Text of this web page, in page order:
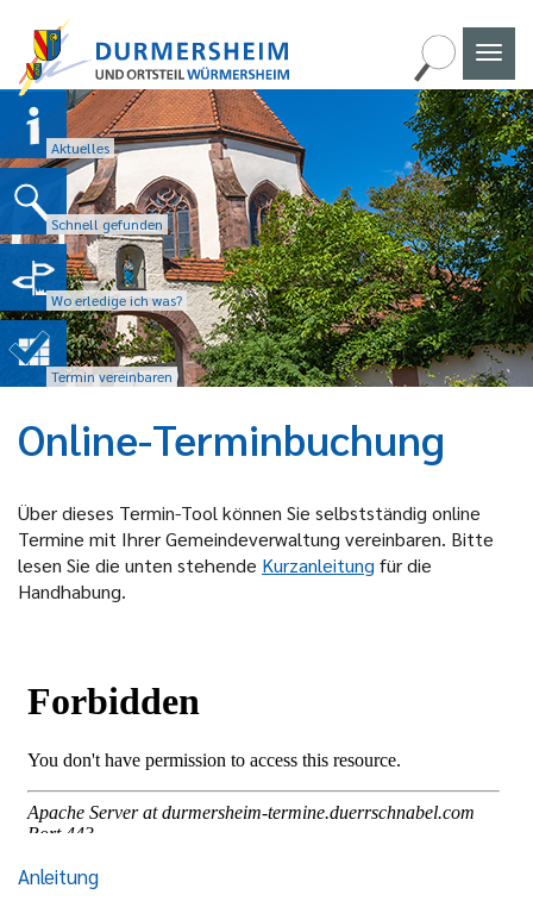
Aktuelles
Schnell gefunden
Wo erledige ich was?
Termin vereinbaren
Online-Terminbuchung
Über dieses Termin-Tool können Sie selbstständig online
Termine mit Ihrer Gemeindeverwaltung vereinbaren. Bitte
lesen Sie die unten stehende Kurzanleitung für die
Handhabung.
Anleitung